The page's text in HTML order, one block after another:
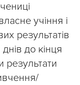
учіння і
результатів
до кінця
результати